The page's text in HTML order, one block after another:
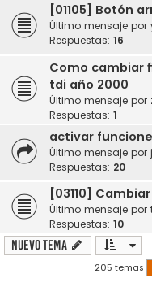
[01105] Botón
Último mensaje por
Respuestas: 16
Como cambiar
tdi año 2000
Último mensaje por
Respuestas: 1
activar
Último mensaje por
Respuestas: 20
[03110]
Último mensaje por
Respuestas: 10
Nuevo Tema
205 temas